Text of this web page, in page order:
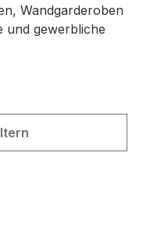
Wandgarderoben
und gewerbliche